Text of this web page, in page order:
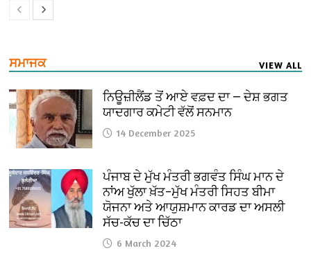
ਸਮਾਜਕ VIEW ALL
ਨਿਊਜ਼ੀਲੈਂਡ ਤੋਂ ਆਏ ਵਫ਼ਦ ਦਾ — ਦੇਸ਼ ਭਗਤ
ਯਾਦਗਾਰ ਕਮੇਟੀ ਵੱਲੋਂ ਸਨਮਾਨ
14 December 2025
ਪੰਜਾਬ ਦੇ ਮੁੱਖ ਮੰਤਰੀ ਭਗਵੰਤ ਸਿੰਘ ਮਾਨ ਦੇ
ਨਾਂਅ ਖੁੱਲਾ ਖ਼ੱਤ–ਮੁੱਖ ਮੰਤਰੀ ਸਿਹਤ ਬੀਮਾ
ਯੋਜਨਾ ਅਤੇ ਆਯੁਸ਼ਮਾਨ ਕਾਰਡ ਦਾ ਅਸਲੀ
ਸੱਚ-ਕੱਚ ਦਾ ਚਿੱਠਾ
6 March 2024